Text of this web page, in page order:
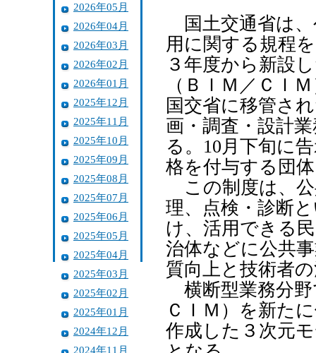
2026年05月
2026年04月
2026年03月
2026年02月
2026年01月
2025年12月
2025年11月
2025年10月
2025年09月
2025年08月
2025年07月
2025年06月
2025年05月
2025年04月
2025年03月
2025年02月
2025年01月
2024年12月
2024年11月
国土交通省は、
用に関する規程
３年度から新設
（ＢＩＭ／ＣＩ
国交省に移管さ
画・調査・設計
る。10月下旬に
格を付与する団
この制度は、公
理、点検・診断
け、活用できる
治体などに公共
質向上と技術者
横断型業務分野
ＣＩＭ）を新た
作成した３次元